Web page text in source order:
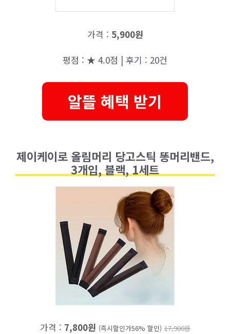
가격 : 5,900원
평점 : ★ 4.0점 | 후기 : 20건
알뜰 혜택 받기
제이케이로 올림머리 당고스틱 똥머리밴드,
3개입, 블랙, 1세트
가격 : 7,800원 (즉시할인가56% 할인) 17,900원